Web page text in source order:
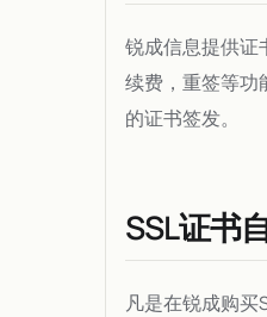
锐成信息提供证
续费，重签等功
的证书签发。
SSL证书
凡是在锐成购买